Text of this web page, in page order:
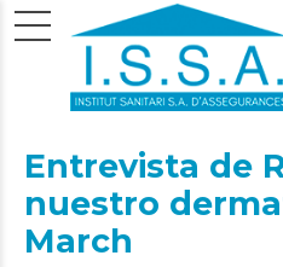
Entrevista de
nuestro
March